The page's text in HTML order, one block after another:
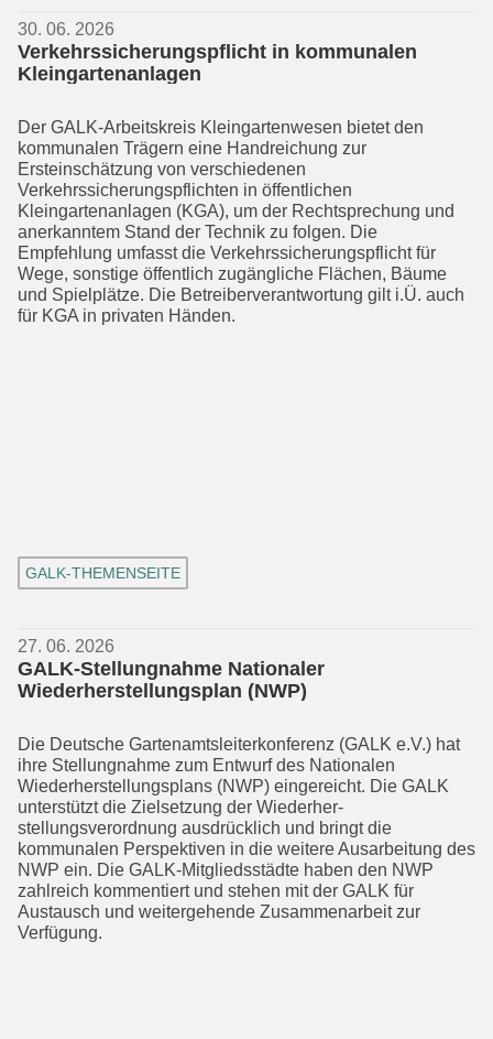
30. 06. 2026
Verkehrssicherungspflicht in kommunalen
Kleingartenanlagen
Der GALK-Arbeitskreis Kleingartenwesen bietet den
kommunalen Trägern eine Handreichung zur
Ersteinschätzung von verschiedenen
Verkehrssicherungspflich­ten in öffentlichen
Kleingartenanlagen (KGA), um der Rechtsprechung und
aner­kanntem Stand der Technik zu folgen. Die
Empfehlung umfasst die Verkehrssiche­rungs­pflicht für
Wege, sonstige öffentlich zugängliche Flächen, Bäume
und Spiel­plätze. Die Betreiberverantwortung gilt i.Ü. auch
für KGA in privaten Händen.
GALK-THEMENSEITE
27. 06. 2026
GALK-Stellungnahme Nationaler
Wiederherstellungsplan (NWP)
Die Deutsche Gartenamtsleiterkonferenz (GALK e.V.) hat
ihre Stellungnahme zum Entwurf des Nationalen
Wiederherstel­lungsplans (NWP) eingereicht. Die GALK
unterstützt die Zielsetzung der Wieder­her­
stellungsverordnung ausdrücklich und bringt die
kommunalen Perspektiven in die weitere Ausarbeitung des
NWP ein. Die GALK-Mitgliedsstädte haben den NWP
zahlreich kommentiert und stehen mit der GALK für
Austausch und weiterge­hende Zusammenarbeit zur
Verfügung.